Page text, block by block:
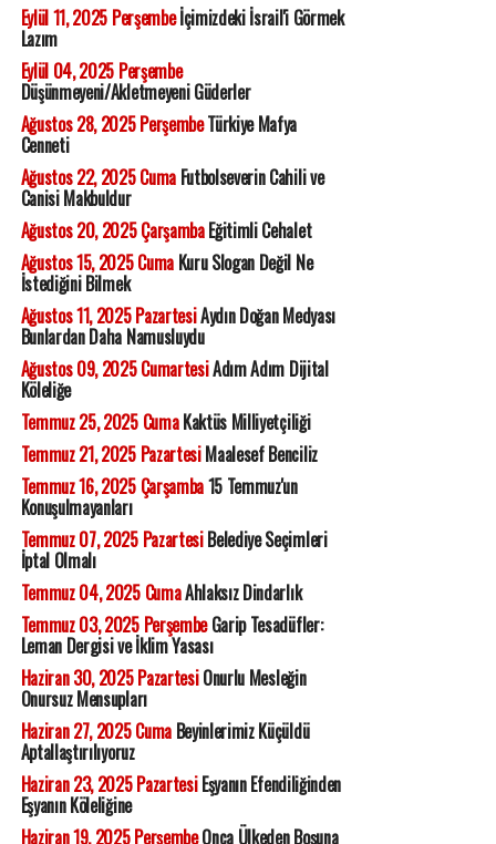
Eylül 11, 2025 Perşembeİçimizdeki İsrail'i Görmek
Lazım
Eylül 04, 2025 Perşembe
Düşünmeyeni/Akletmeyeni Güderler
Ağustos 28, 2025 PerşembeTürkiye Mafya
Cenneti
Ağustos 22, 2025 CumaFutbolseverin Cahili ve
Canisi Makbuldur
Ağustos 20, 2025 ÇarşambaEğitimli Cehalet
Ağustos 15, 2025 CumaKuru Slogan Değil Ne
İstediğini Bilmek
Ağustos 11, 2025 PazartesiAydın Doğan Medyası
Bunlardan Daha Namusluydu
Ağustos 09, 2025 CumartesiAdım Adım Dijital
Köleliğe
Temmuz 25, 2025 CumaKaktüs Milliyetçiliği
Temmuz 21, 2025 PazartesiMaalesef Benciliz
Temmuz 16, 2025 Çarşamba15 Temmuz'un
Konuşulmayanları
Temmuz 07, 2025 PazartesiBelediye Seçimleri
İptal Olmalı
Temmuz 04, 2025 CumaAhlaksız Dindarlık
Temmuz 03, 2025 PerşembeGarip Tesadüfler:
Leman Dergisi ve İklim Yasası
Haziran 30, 2025 PazartesiOnurlu Mesleğin
Onursuz Mensupları
Haziran 27, 2025 CumaBeyinlerimiz Küçüldü
Aptallaştırılıyoruz
Haziran 23, 2025 PazartesiEşyanın Efendiliğinden
Eşyanın Köleliğine
Haziran 19, 2025 PerşembeOnca Ülkeden Boşuna